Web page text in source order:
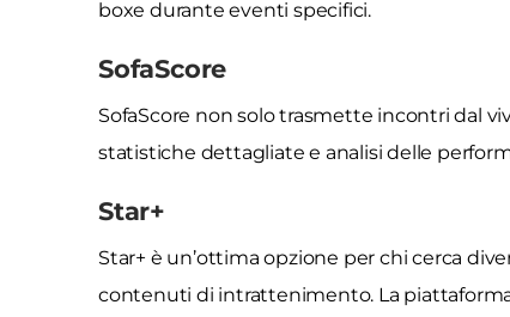
boxe durante eventi specifici.
SofaScore
SofaScore non solo trasmette incontri dal
statistiche dettagliate e analisi delle
Star+
Star+ è un’ottima opzione per chi cerca
contenuti di intrattenimento. La